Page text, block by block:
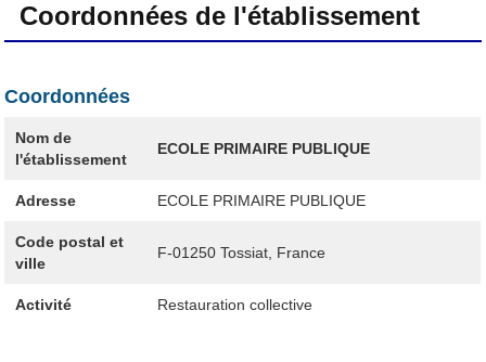
Coordonnées de l'établissement
Coordonnées
Nom de
l'établissement
ECOLE PRIMAIRE PUBLIQUE
Adresse ECOLE PRIMAIRE PUBLIQUE
Code postal et
ville
F-01250 Tossiat, France
Activité Restauration collective